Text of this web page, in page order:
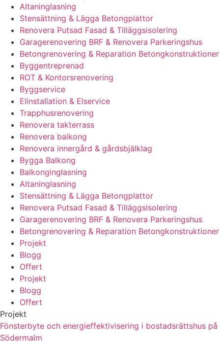
Altaninglasning
Stensättning & Lägga Betongplattor
Renovera Putsad Fasad & Tilläggsisolering
Garagerenovering BRF & Renovera Parkeringshus
Betongrenovering & Reparation Betongkonstruktioner
Byggentreprenad
ROT & Kontorsrenovering
Byggservice
Elinstallation & Elservice
Trapphusrenovering
Renovera takterrass
Renovera balkong
Renovera innergård & gårdsbjälklag
Bygga Balkong
Balkonginglasning
Altaninglasning
Stensättning & Lägga Betongplattor
Renovera Putsad Fasad & Tilläggsisolering
Garagerenovering BRF & Renovera Parkeringshus
Betongrenovering & Reparation Betongkonstruktioner
Projekt
Blogg
Offert
Projekt
Blogg
Offert
Projekt
Fönsterbyte och energieffektivisering i bostadsrättshus på
Södermalm